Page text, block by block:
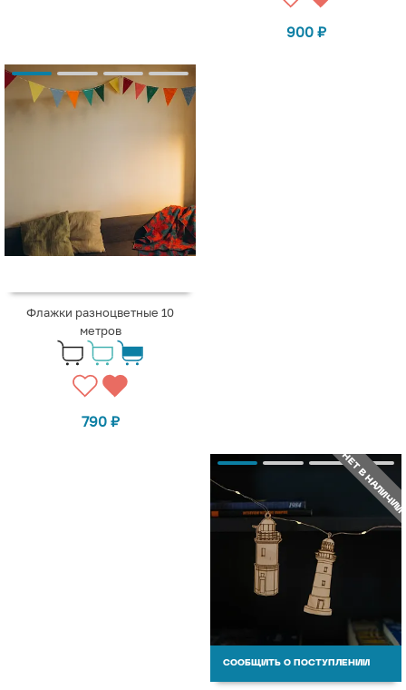
900 ₽
Флажки разноцветные 10
метров
790 ₽
НЕТ В НАЛИЧИИ
СООБЩИТЬ О ПОСТУПЛЕНИИ